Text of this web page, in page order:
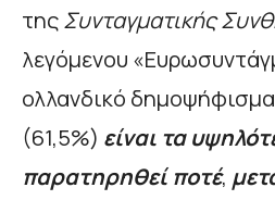
τηςΣυνταγματικής
λεγόμενου
ολλανδικό
(61,5%) είναι τα
παρατηρηθεί ποτέ,